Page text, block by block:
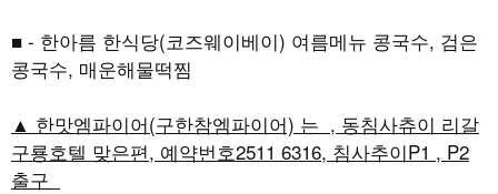
■ - 한아름 한식당(코즈웨이베이) 여름메뉴 콩국수, 검은
콩국수, 매운해물떡찜
▲ 한맛엠파이어(구한참엠파이어) 는 , 동침사츄이 리갈
구룡호텔 맞은편, 예약번호2511 6316, 침사추이P1 , P2
출구